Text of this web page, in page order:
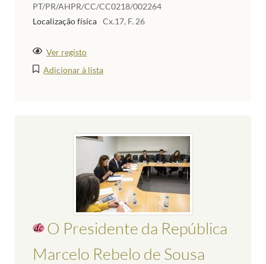
PT/PR/AHPR/CC/CC0218/002264
Localização física Cx.17, F. 26
Ver registo
Adicionar à lista
O Presidente da República
Marcelo Rebelo de Sousa